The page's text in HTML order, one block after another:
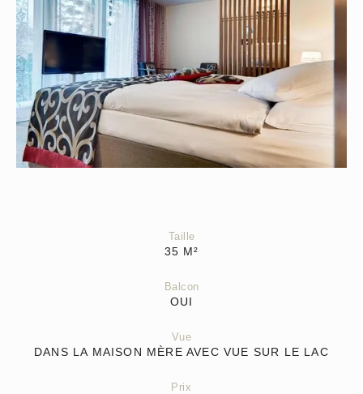
Taille
35 M²
Balcon
OUI
Vue
DANS LA MAISON MÈRE AVEC VUE SUR LE LAC
Prix